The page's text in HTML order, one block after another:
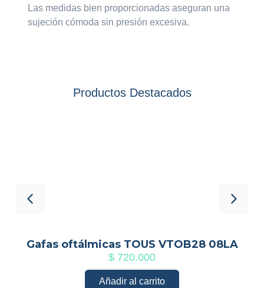
Las medidas bien proporcionadas aseguran una
sujeción cómoda sin presión excesiva.
Productos Destacados
Gafas oftálmicas TOUS VTOB28 08LA
$ 720.000
Añadir al carrito